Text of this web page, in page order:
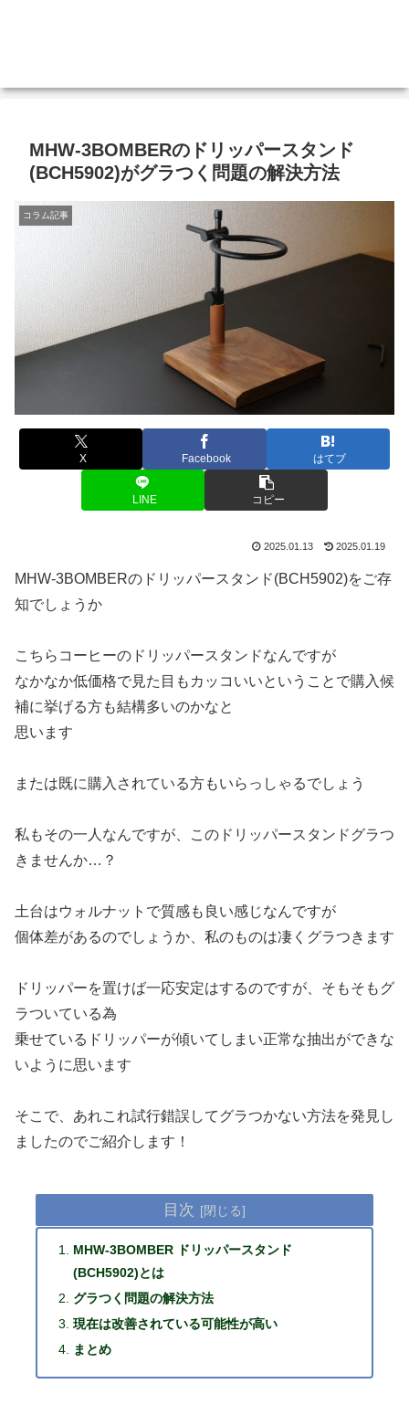
MHW-3BOMBERのドリッパースタンド
(BCH5902)がグラつく問題の解決方法
コラム記事
X Facebook はてブ
LINE コピー
2025.01.13 2025.01.19
MHW-3BOMBERのドリッパースタンド(BCH5902)をご存
知でしょうか
こちらコーヒーのドリッパースタンドなんですが
なかなか低価格で見た目もカッコいいということで購入候
補に挙げる方も結構多いのかなと
思います
または既に購入されている方もいらっしゃるでしょう
私もその一人なんですが、このドリッパースタンドグラつ
きませんか…？
土台はウォルナットで質感も良い感じなんですが
個体差があるのでしょうか、私のものは凄くグラつきます
ドリッパーを置けば一応安定はするのですが、そもそもグ
ラついている為
乗せているドリッパーが傾いてしまい正常な抽出ができな
いように思います
そこで、あれこれ試行錯誤してグラつかない方法を発見し
ましたのでご紹介します！
目次
MHW-3BOMBER ドリッパースタンド
(BCH5902)とは
グラつく問題の解決方法
現在は改善されている可能性が高い
まとめ